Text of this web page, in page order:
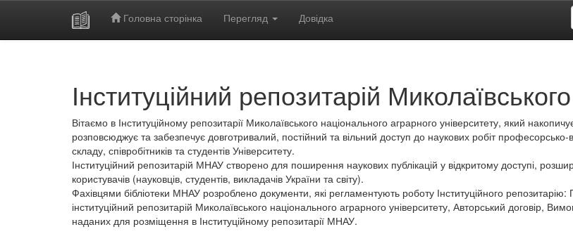
Головна сторінка Перегляд Довідка
Інституційний репозитарій
Вітаємо в Інституційному репозитарії Миколаївського національного аграрного університету, який
розповсюджує та забезпечує довготривалий, постійний та вільний доступ до наукових робіт професорсько-
складу, співробітників та студентів Університету.
Інституційний репозитарій МНАУ створено для поширення наукових публікацій у відкритому доступі,
користувачів (науковців, студентів, викладачів України та світу).
Фахівцями бібліотеки МНАУ розроблено документи, які регламентують роботу Інституційного
інституційний репозитарій Миколаївського національного аграрного університету, Авторський договір,
наданих для розміщення в Інституційному репозитарії МНАУ.